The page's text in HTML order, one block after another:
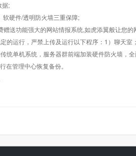
据;
硬件/透明防火墙三重保障;
送功能强大的网站情报系统,如虎添翼般让您的
的运行，严禁上传及运行以下程序：1）聊天
统单机系统，服务器群前端加装硬件防火墙，
在管理中心恢复备份。